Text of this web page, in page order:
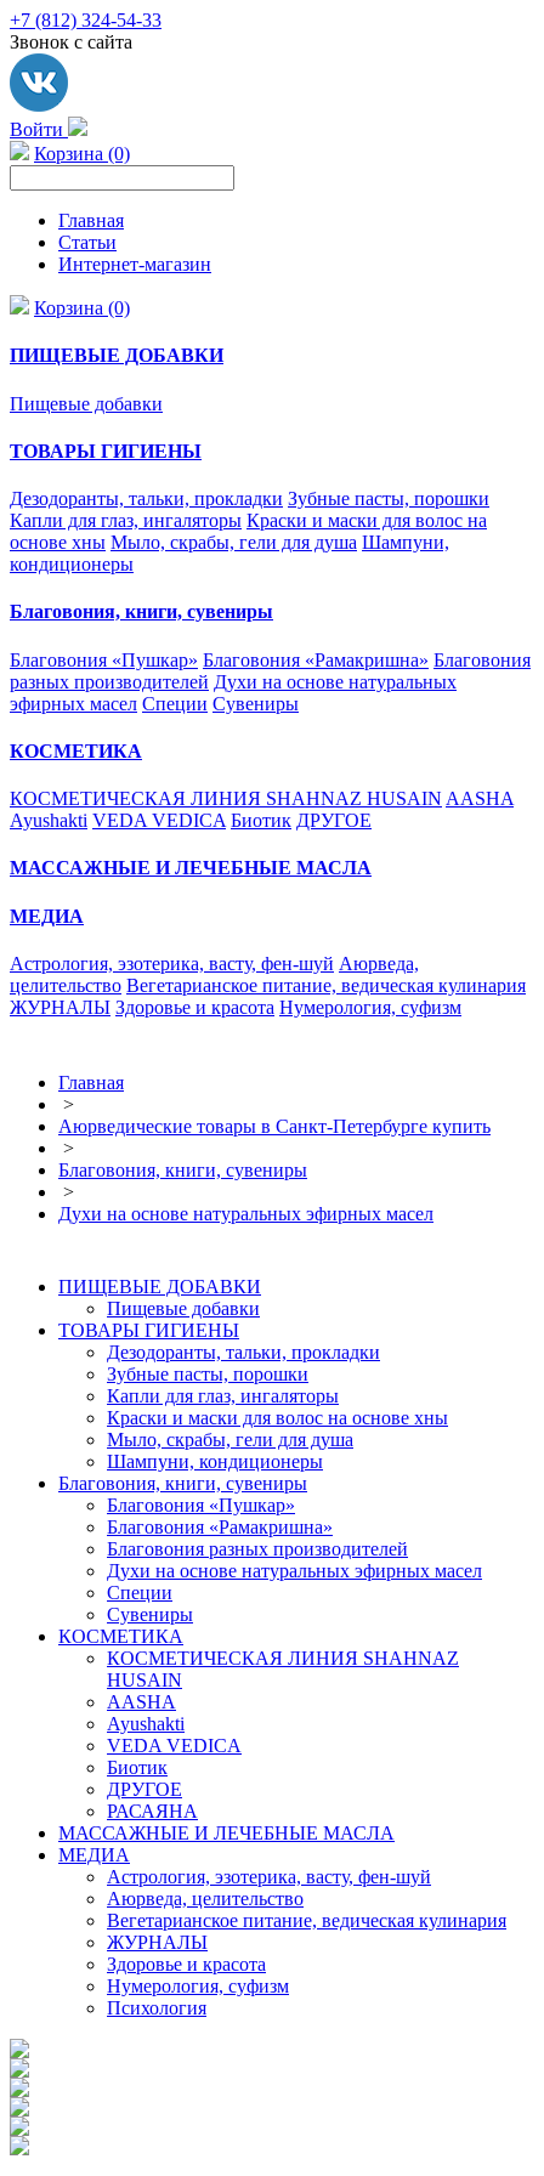
+7 (812) 324-54-33
Звонок с сайта
Войти
Корзина (0)
Главная
Статьи
Интернет-магазин
Корзина (0)
ПИЩЕВЫЕ ДОБАВКИ
Пищевые добавки
ТОВАРЫ ГИГИЕНЫ
Дезодоранты, тальки, прокладки Зубные пасты, порошки
Капли для глаз, ингаляторы Краски и маски для волос на
основе хны Мыло, скрабы, гели для душа Шампуни,
кондиционеры
Благовония, книги, сувениры
Благовония «Пушкар» Благовония «Рамакришна» Благовония
разных производителей Духи на основе натуральных
эфирных масел Специи Сувениры
КОСМЕТИКА
КОСМЕТИЧЕСКАЯ ЛИНИЯ SHAHNAZ HUSAIN AASHA
Ayushakti VEDA VEDICA Биотик ДРУГОЕ
МАССАЖНЫЕ И ЛЕЧЕБНЫЕ МАСЛА
МЕДИА
Астрология, эзотерика, васту, фен-шуй Аюрведа,
целительство Вегетарианское питание, ведическая кулинария
ЖУРНАЛЫ Здоровье и красота Нумерология, суфизм
Главная
>
Аюрведические товары в Санкт-Петербурге купить
>
Благовония, книги, сувениры
>
Духи на основе натуральных эфирных масел
ПИЩЕВЫЕ ДОБАВКИ
Пищевые добавки
ТОВАРЫ ГИГИЕНЫ
Дезодоранты, тальки, прокладки
Зубные пасты, порошки
Капли для глаз, ингаляторы
Краски и маски для волос на основе хны
Мыло, скрабы, гели для душа
Шампуни, кондиционеры
Благовония, книги, сувениры
Благовония «Пушкар»
Благовония «Рамакришна»
Благовония разных производителей
Духи на основе натуральных эфирных масел
Специи
Сувениры
КОСМЕТИКА
КОСМЕТИЧЕСКАЯ ЛИНИЯ SHAHNAZ
HUSAIN
AASHA
Ayushakti
VEDA VEDICA
Биотик
ДРУГОЕ
РАСАЯНА
МАССАЖНЫЕ И ЛЕЧЕБНЫЕ МАСЛА
МЕДИА
Астрология, эзотерика, васту, фен-шуй
Аюрведа, целительство
Вегетарианское питание, ведическая кулинария
ЖУРНАЛЫ
Здоровье и красота
Нумерология, суфизм
Психология